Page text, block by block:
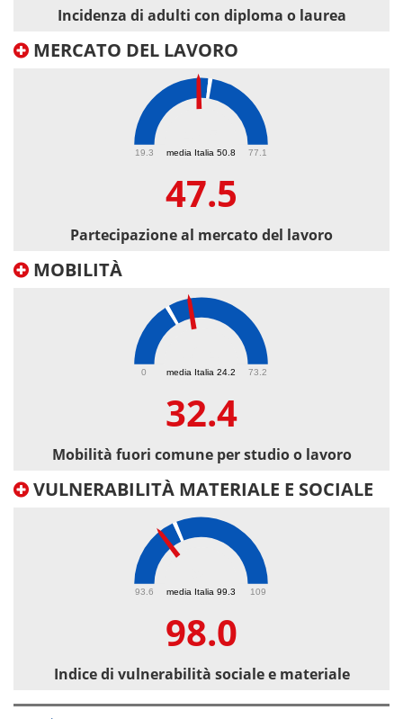
Incidenza di adulti con diploma o laurea
MERCATO DEL LAVORO
media Italia 50.8
19.3 77.1
47.5
Partecipazione al mercato del lavoro
MOBILITÀ
media Italia 24.2
0 73.2
32.4
Mobilità fuori comune per studio o lavoro
VULNERABILITÀ MATERIALE E SOCIALE
media Italia 99.3
93.6 109
98.0
Indice di vulnerabilità sociale e materiale